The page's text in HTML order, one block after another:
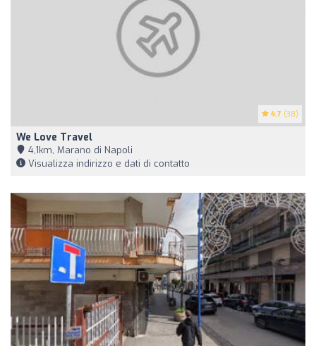
4.7 (38)
We Love Travel
4,1km, Marano di Napoli
Visualizza indirizzo e dati di contatto